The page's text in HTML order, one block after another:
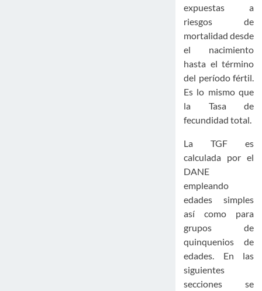
expuestas a
riesgos de
mortalidad desde
el nacimiento
hasta el término
del período fértil.
Es lo mismo que
la Tasa de
fecundidad total.
La TGF es
calculada por el
DANE
empleando
edades simples
así como para
grupos de
quinquenios de
edades. En las
siguientes
secciones se